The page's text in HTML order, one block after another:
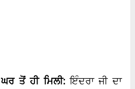
ਤੋਂ ਹੀ ਮਿਲੀ:ਇੰਦਰਾ ਜੀ ਦਾ